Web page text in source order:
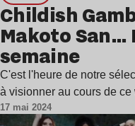
Childish
Makoto San…
semaine
C'est l'heure de notre
à visionner au cours de
17 mai 2024